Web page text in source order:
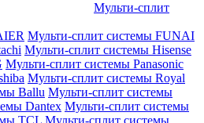
Мульти-сплит
Мульти-сплит системы FUNAI
Мульти-сплит системы Hisense
Мульти-сплит системы Panasonic
Мульти-сплит системы Royal
Ballu Мульти-сплит системы
Dantex Мульти-сплит системы
TCL Мульти-сплит системы